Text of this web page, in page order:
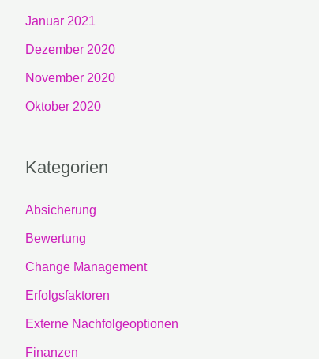
Januar 2021
Dezember 2020
November 2020
Oktober 2020
Kategorien
Absicherung
Bewertung
Change Management
Erfolgsfaktoren
Externe Nachfolgeoptionen
Finanzen